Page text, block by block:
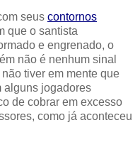
seus contornos
que o santista
e engrenado, o
não é nenhum sinal
tiver em mente que
alguns jogadores
de cobrar em excesso
como já aconteceu